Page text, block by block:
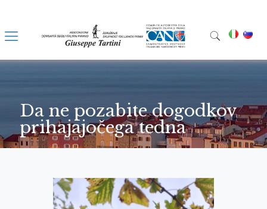
Da ne pozabite dogodkov
prihajajočega tedna